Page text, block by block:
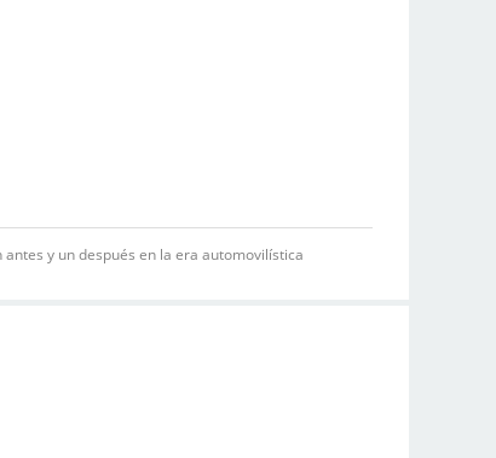
antes y un después en la era automovilística